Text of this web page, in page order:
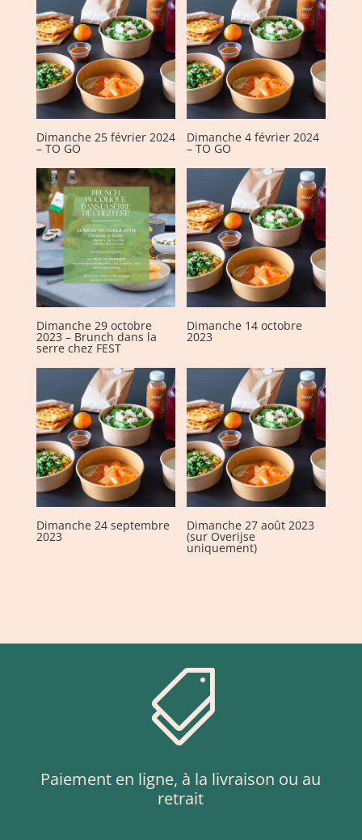
Dimanche 25 février 2024
– TO GO
Dimanche 4 février 2024
– TO GO
Dimanche 29 octobre
2023 – Brunch dans la
serre chez FEST
Dimanche 14 octobre
2023
Dimanche 24 septembre
2023
Dimanche 27 août 2023
(sur Overijse
uniquement)

Paiement en ligne, à la livraison ou au
retrait